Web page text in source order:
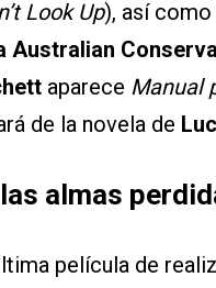
Look Up), así
Australian
aparece Manual
de la novela de
almas
película de